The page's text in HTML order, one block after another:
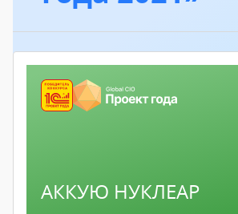
АККУЮ НУКЛЕАР